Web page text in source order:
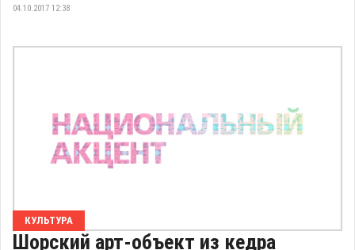
04.10.2017 12:38
КУЛЬТУРА
Шорский арт-объект из кедра